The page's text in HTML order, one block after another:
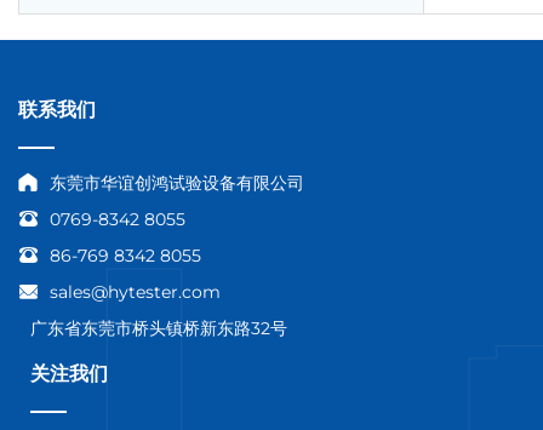
联系我们
东莞市华谊创鸿试验设备有限公司
0769-8342 8055
86-769 8342 8055
sales@hytester.com
广东省东莞市桥头镇桥新东路32号
关注我们